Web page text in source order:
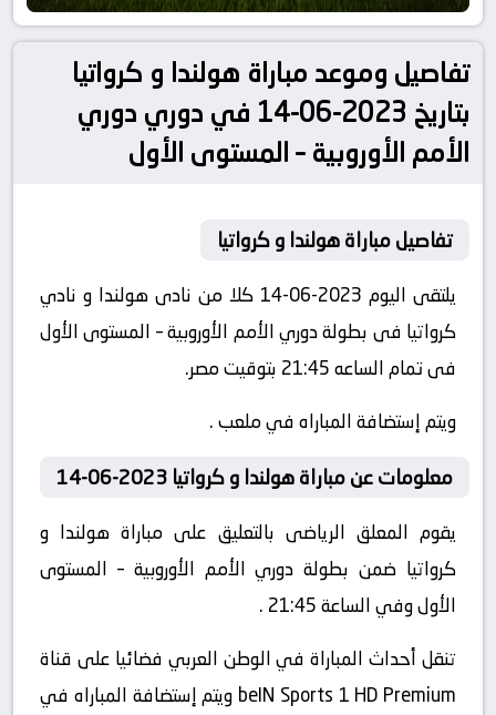
تفاصيل وموعد مباراة هولندا و كرواتيا
بتاريخ 2023-06-14 في دوري دوري
الأمم الأوروبية – المستوى الأول
تفاصيل مباراة هولندا و كرواتيا
يلتقى اليوم 2023-06-14 كلا من نادى هولندا و نادي
كرواتيا فى بطولة دوري الأمم الأوروبية – المستوى الأول
فى تمام الساعه 21:45 بتوقيت مصر.
ويتم إستضافة المباراه في ملعب .
معلومات عن مباراة هولندا و كرواتيا 2023-06-14
يقوم المعلق الرياضى بالتعليق على مباراة هولندا و
كرواتيا ضمن بطولة دوري الأمم الأوروبية – المستوى
الأول وفي الساعة 21:45 .
تنقل أحداث المباراة في الوطن العربي فضائيا على قناة
beIN Sports 1 HD Premium ويتم إستضافة المباراه في